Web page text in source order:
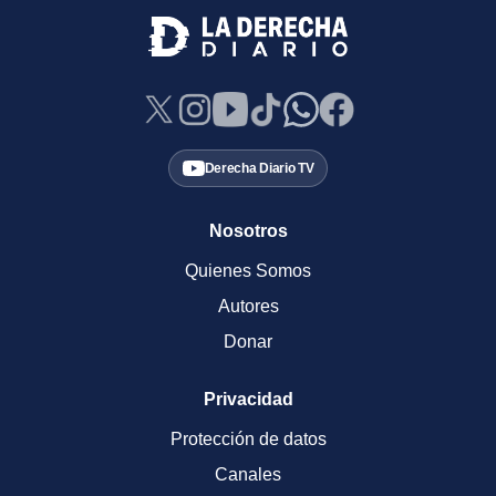
Derecha Diario TV
Nosotros
Quienes Somos
Autores
Donar
Privacidad
Protección de datos
Canales